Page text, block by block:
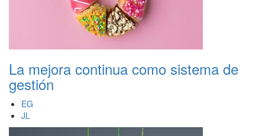
La mejora continua como sistema de
gestión
EG
JL